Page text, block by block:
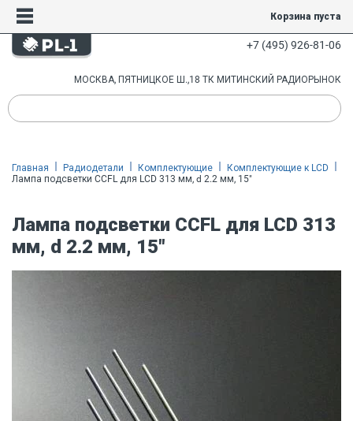
Корзина пуста
+7 (495) 926-81-06
МОСКВА, ПЯТНИЦКОЕ Ш.,18 ТК МИТИНСКИЙ РАДИОРЫНОК
Главная Радиодетали Комплектующие
Комплектующие к LCD
Лампа подсветки CCFL для LCD 313 мм, d 2.2 мм, 15"
Лампа подсветки CCFL для LCD 313
мм, d 2.2 мм, 15"